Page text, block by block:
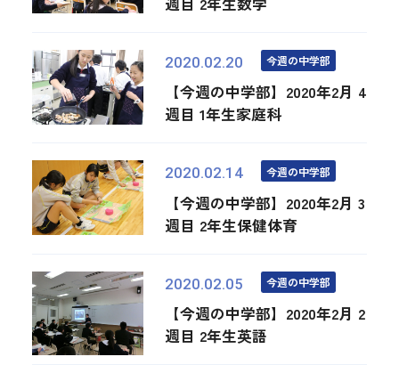
2020.02.20 今週の中学部
【今週の中学部】2020年2月 4
週目 1年生家庭科
2020.02.14 今週の中学部
【今週の中学部】2020年2月 3
週目 2年生保健体育
2020.02.05 今週の中学部
【今週の中学部】2020年2月 2
週目 2年生英語